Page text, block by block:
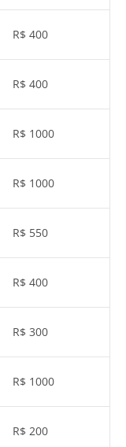
R$ 400
R$ 400
R$ 1000
R$ 1000
R$ 550
R$ 400
R$ 300
R$ 1000
R$ 200